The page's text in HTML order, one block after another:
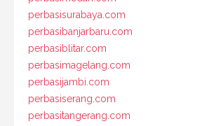
perbasisurabaya.com
perbasibanjarbaru.com
perbasiblitar.com
perbasimagelang.com
perbasijambi.com
perbasiserang.com
perbasitangerang.com